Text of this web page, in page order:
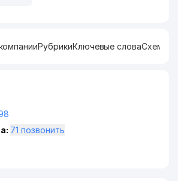
РубрикиКлючевые словаСхема
71 позвонить